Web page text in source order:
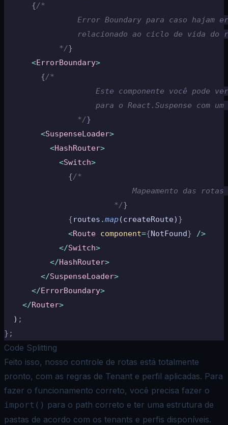
      {
/*
Error Boundary para caso hajam
relacionado ao ciclo de vida do
            */
}
      <
ErrorBoundary>
        {
/*
Este componente você pode
para o React.Suspense com um
                */
}
        <
SuspenseLoader>
          <
HashRouter>
            <
Switch>
              {
/*
Mapeamento das
                        */
}
              {
routes .map(createRoute) }
              <
Route component={NotFound} />
            </
Switch>
          </
HashRouter>
        </
SuspenseLoader>
      </
ErrorBoundary>
    </
Router>
  )
;
};
Code Splitting
Feito isso, nosso controle de rotas está totalmente
pronto, com as regras de Tenant e perfil aplicadas. Para
fazer o funcionamento correto, você precisa fazer o
import() para o path correto e ter uma estrutura de
pastas de acordo com os tenants e perfis disponíveis.